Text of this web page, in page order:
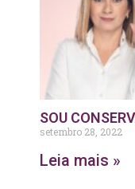
SOU
setembro 28, 2022
Leia mais »